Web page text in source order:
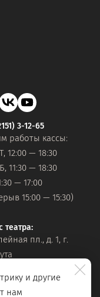
3-12-65
работы кассы:
12:00 — 18:30
11:30 — 18:30
— 17:00
15:00 — 15:30)
театра:
пл., д. 1, г.
почта:
и другие
нам